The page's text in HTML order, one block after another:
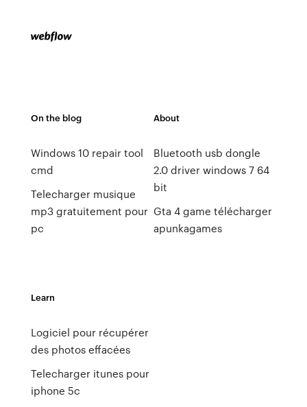
On the blog
Windows 10 repair tool
cmd
Telecharger musique
mp3 gratuitement pour
pc
About
Bluetooth usb dongle
2.0 driver windows 7 64
bit
Gta 4 game télécharger
apunkagames
Learn
Logiciel pour récupérer
des photos effacées
Telecharger itunes pour
iphone 5c